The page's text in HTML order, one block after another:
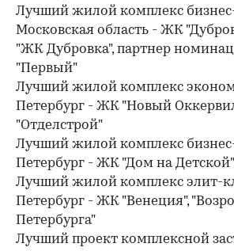
Лучший жилой комплекс бизнес-
Московская область - ЖК
"ЖК Дубровка", партнер
"Первый"
Лучший жилой комплекс
Петербург - ЖК "Новый
"Отделстрой"
Лучший жилой комплекс
Петербург - ЖК "Дом на
Лучший жилой комплекс элит-
Петербург - ЖК "Венеция",
Петербурга"
Лучший проект комплексной